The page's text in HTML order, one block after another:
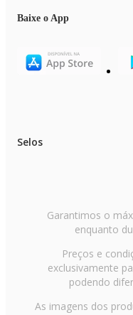
Baixe o App
Selos
Garantimos o
enquanto
Preços e
exclusivamente
podendo
As imagens dos